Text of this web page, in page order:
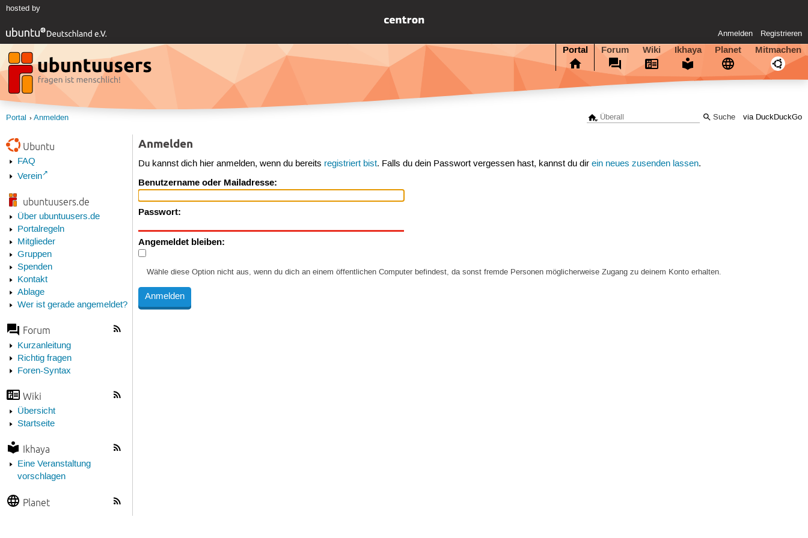
hosted by
Anmelden Registrieren
Portal Forum Wiki Ikhaya Planet Mitmachen
via DuckDuckGo
Portal Anmelden
Ubuntu
FAQ
Verein
ubuntuusers.de
Über ubuntuusers.de
Portalregeln
Mitglieder
Gruppen
Spenden
Kontakt
Ablage
Wer ist gerade angemeldet?
Forum
Kurzanleitung
Richtig fragen
Foren-Syntax
Wiki
Übersicht
Startseite
Ikhaya
Eine Veranstaltung
vorschlagen
Planet
Anmelden
Du kannst dich hier anmelden, wenn du bereits registriert bist. Falls du dein Passwort vergessen hast, kannst du direin neues zusenden lassen.
Benutzername oder Mailadresse:
Passwort:
Angemeldet bleiben:
Wähle diese Option nicht aus, wenn du dich an einem öffentlichen Computer befindest, da sonst fremde Personen möglicherweise Zugang zu deinem Konto erhalten.